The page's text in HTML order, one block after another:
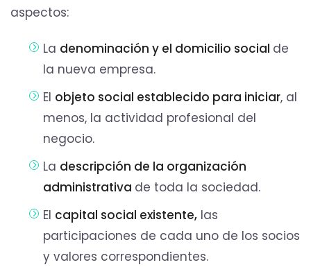
aspectos:
La denominación y el domicilio social de
la nueva empresa.
El objeto social establecido para iniciar, al
menos, la actividad profesional del
negocio.
La descripción de la organización
administrativa de toda la sociedad.
El capital social existente, las
participaciones de cada uno de los socios
y valores correspondientes.